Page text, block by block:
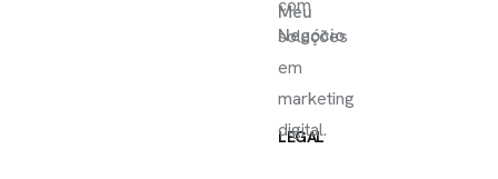
Meu
Negócio
LEGAL
com
soluções
em
marketing
digital.